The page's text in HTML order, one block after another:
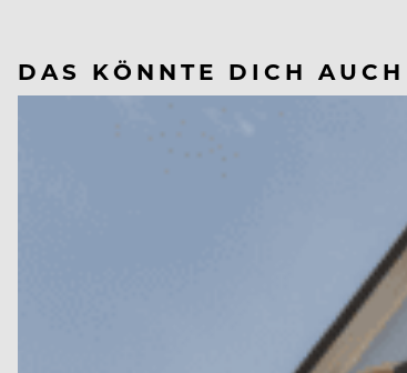
DAS KÖNNTE DICH